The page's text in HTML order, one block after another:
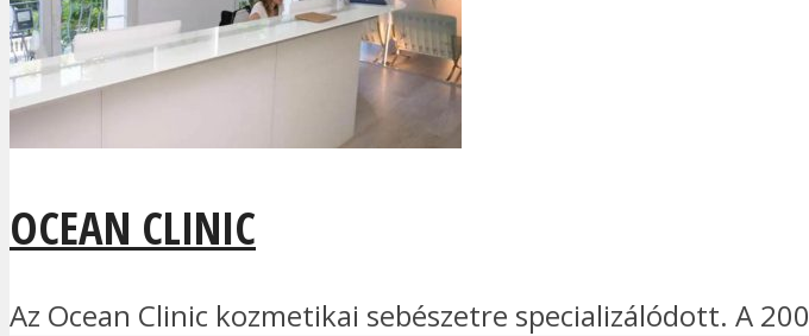
OCEAN CLINIC
Az Ocean Clinic kozmetikai sebészetre specializálódott. A